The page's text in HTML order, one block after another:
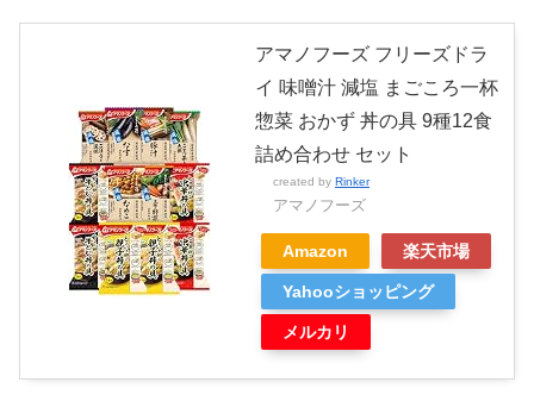
アマノフーズ フリーズドラ
イ 味噌汁 減塩 まごころ一杯
惣菜 おかず 丼の具 9種12食
詰め合わせ セット
created by Rinker
アマノフーズ
Amazon 楽天市場
Yahooショッピング
メルカリ